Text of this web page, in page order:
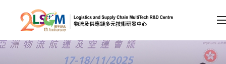
A A EN 繁 简